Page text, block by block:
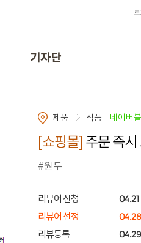
기자단
제품 식품 네이버
[쇼핑몰] 주문 즉시
#원두
리뷰어 신청
리뷰어 선정 04.28
리뷰등록